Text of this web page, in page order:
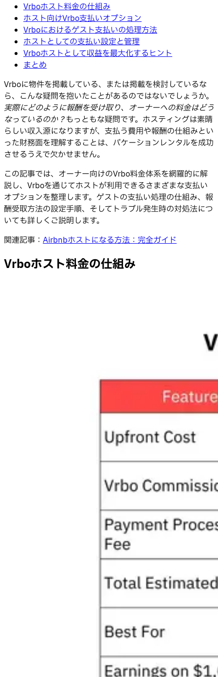
Vrboホスト料金の仕組み
ホスト向けVrbo支払いオプション
Vrboにおけるゲスト支払いの処理方法
ホストとしての支払い設定と管理
Vrboホストとして収益を最大化するヒント
まとめ
Vrboに物件を掲載している、または掲載を検討しているな
ら、こんな疑問を抱いたことがあるのではないでしょうか。
実際にどのように報酬を受け取り、オーナーへの料金はどう
なっているのか？もっともな疑問です。ホスティングは素晴
らしい収入源になりますが、支払う費用や報酬の仕組みとい
った財務面を理解することは、バケーションレンタルを成功
させるうえで欠かせません。
この記事では、オーナー向けのVrbo料金体系を網羅的に解
説し、Vrboを通じてホストが利用できるさまざまな支払い
オプションを整理します。ゲストの支払い処理の仕組み、報
酬受取方法の設定手順、そしてトラブル発生時の対処法につ
いても詳しくご説明します。
関連記事： Airbnbホストになる方法：完全ガイド
Vrboホスト料金の仕組み